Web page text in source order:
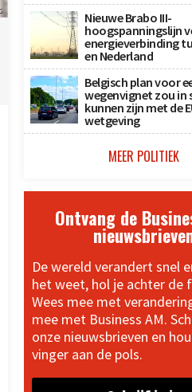
Nieuwe Brabo III-
hoogspanningslijn
energieverbinding
en Nederland
Belgisch plan voor
wegenvignet zou in
kunnen zijn met de
wetgeving
MEER POLITIEK
Ontvang de
De wereld verandert snel
het weet, hol je achter de
Wees mee met
mee met Business AM.
onze nieuwsbrieven en
vinger aan de pols.